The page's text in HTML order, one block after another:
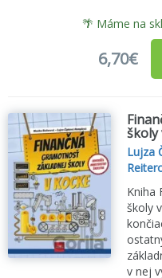
🌴 Máme na
6,70€
školy
Lujza
Kniha
školy
v nej